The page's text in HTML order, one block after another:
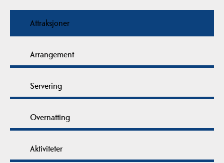
Attraksjoner
Arrangement
Servering
Overnatting
Aktiviteter